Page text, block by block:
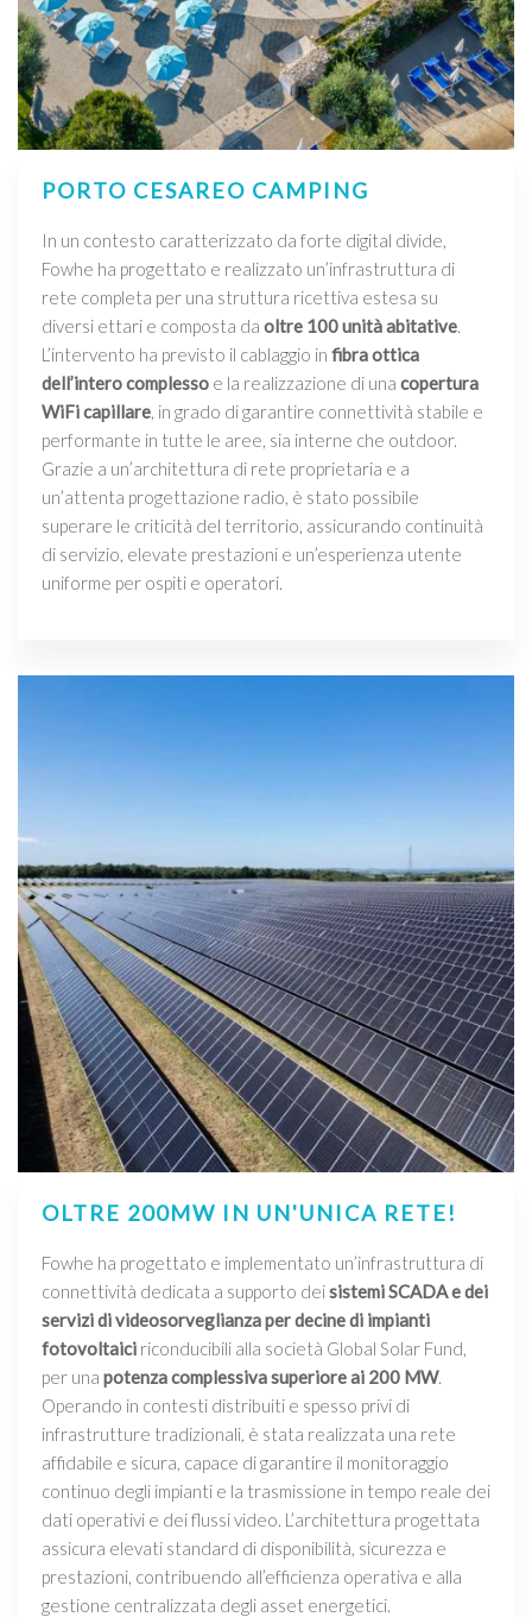
PORTO CESAREO CAMPING
In un contesto caratterizzato da forte digital divide,
Fowhe ha progettato e realizzato un’infrastruttura di
rete completa per una struttura ricettiva estesa su
diversi ettari e composta da oltre 100 unità abitative.
L’intervento ha previsto il cablaggio in fibra ottica
dell’intero complesso e la realizzazione di una copertura
WiFi capillare, in grado di garantire connettività stabile e
performante in tutte le aree, sia interne che outdoor.
Grazie a un’architettura di rete proprietaria e a
un’attenta progettazione radio, è stato possibile
superare le criticità del territorio, assicurando continuità
di servizio, elevate prestazioni e un’esperienza utente
uniforme per ospiti e operatori.
OLTRE 200MW IN UN'UNICA RETE!
Fowhe ha progettato e implementato un’infrastruttura di
connettività dedicata a supporto deisistemi SCADA e dei
servizi di videosorveglianza per decine di impianti
fotovoltaici riconducibili alla società Global Solar Fund,
per una potenza complessiva superiore ai 200 MW.
Operando in contesti distribuiti e spesso privi di
infrastrutture tradizionali, è stata realizzata una rete
affidabile e sicura, capace di garantire il monitoraggio
continuo degli impianti e la trasmissione in tempo reale dei
dati operativi e dei flussi video. L’architettura progettata
assicura elevati standard di disponibilità, sicurezza e
prestazioni, contribuendo all’efficienza operativa e alla
gestione centralizzata degli asset energetici.